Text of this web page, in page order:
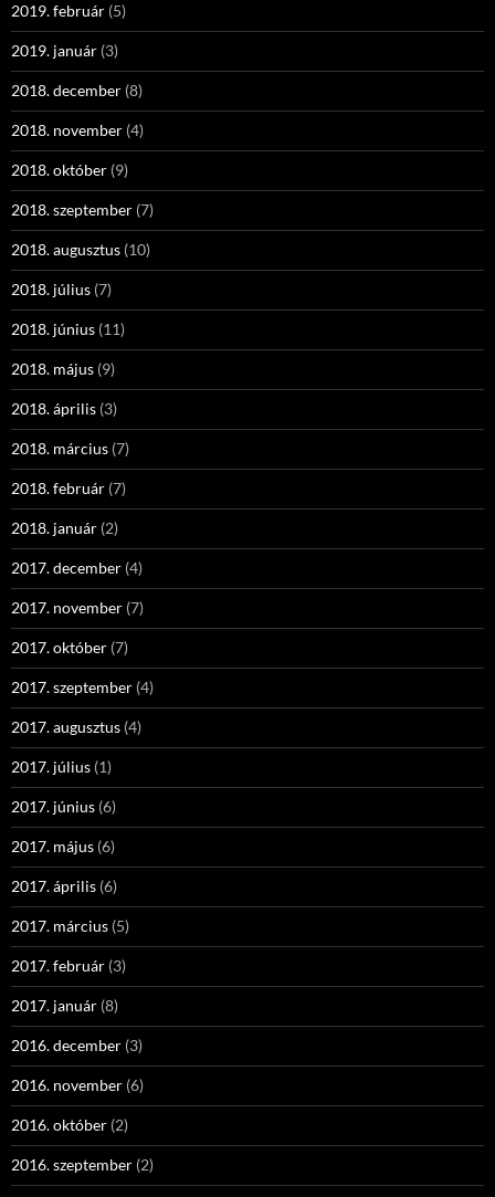
2019. február (5)
2019. január (3)
2018. december (8)
2018. november (4)
2018. október (9)
2018. szeptember (7)
2018. augusztus (10)
2018. július (7)
2018. június (11)
2018. május (9)
2018. április (3)
2018. március (7)
2018. február (7)
2018. január (2)
2017. december (4)
2017. november (7)
2017. október (7)
2017. szeptember (4)
2017. augusztus (4)
2017. július (1)
2017. június (6)
2017. május (6)
2017. április (6)
2017. március (5)
2017. február (3)
2017. január (8)
2016. december (3)
2016. november (6)
2016. október (2)
2016. szeptember (2)